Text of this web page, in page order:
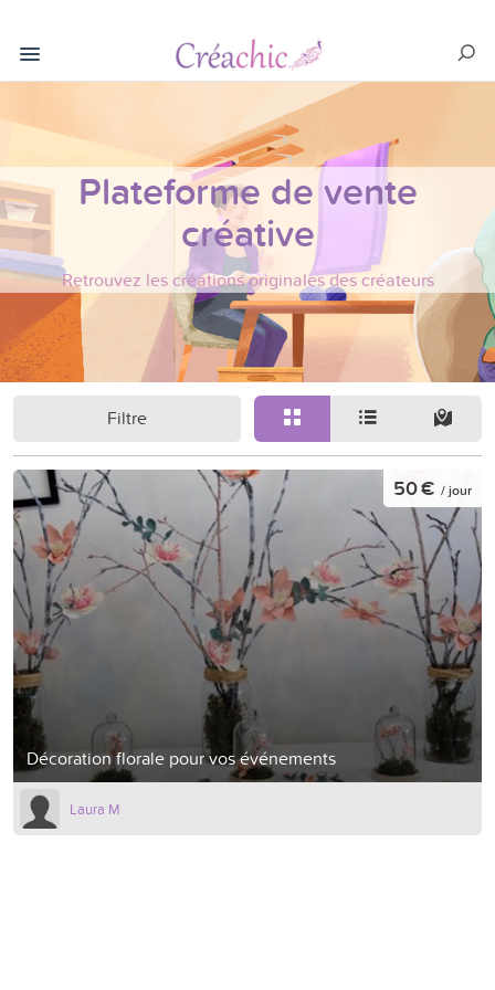
Plateforme de vente
créative
Retrouvez les créations originales des créateurs
Filtre
Décoration florale pour vos événements
50 € / jour
Laura M